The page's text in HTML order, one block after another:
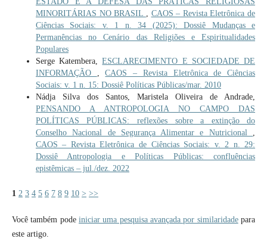
MINORITÁRIAS NO BRASIL , CAOS – Revista Eletrônica de
Ciências Sociais: v. 1 n. 34 (2025): Dossiê Mudanças e
Permanências no Cenário das Religiões e Espiritualidades
Populares
Serge Katembera,ESCLARECIMENTO E SOCIEDADE DE
INFORMAÇÃO ,CAOS – Revista Eletrônica de Ciências
Sociais: v. 1 n. 15: Dossiê Políticas Públicas/mar. 2010
Nádja Silva dos Santos, Maristela Oliveira de Andrade,
PENSANDO A ANTROPOLOGIA NO CAMPO DAS
POLÍTICAS PÚBLICAS: reflexões sobre a extinção do
Conselho Nacional de Segurança Alimentar e Nutricional ,
CAOS – Revista Eletrônica de Ciências Sociais: v. 2 n. 29:
Dossiê Antropologia e Políticas Públicas: confluências
epistêmicas – jul./dez. 2022
1 2 3 4 5 6 7 8 9 10 > >>
Você também pode iniciar uma pesquisa avançada por similaridadepara
este artigo.